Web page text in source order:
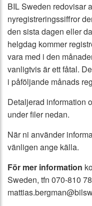
BIL Sweden redovisar
nyregistreringssiffror
den sista dagen eller
helgdag kommer
vara med i den
vanligtvis är ett fåtal.
i påföljande månads
Detaljerad information
under filer nedan.
När ni använder
vänligen ange källa.
För mer information
Sweden, tfn 070-810